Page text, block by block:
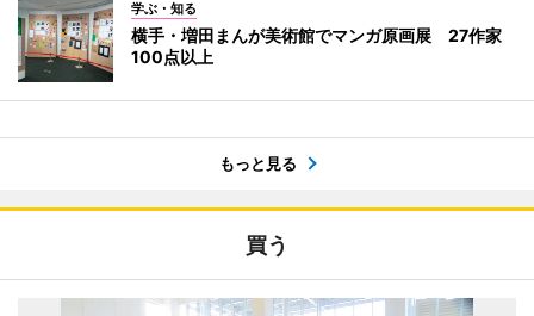
学ぶ・知る
横手・増田まんが美術館でマンガ原画展 27作家
100点以上
もっと見る
買う